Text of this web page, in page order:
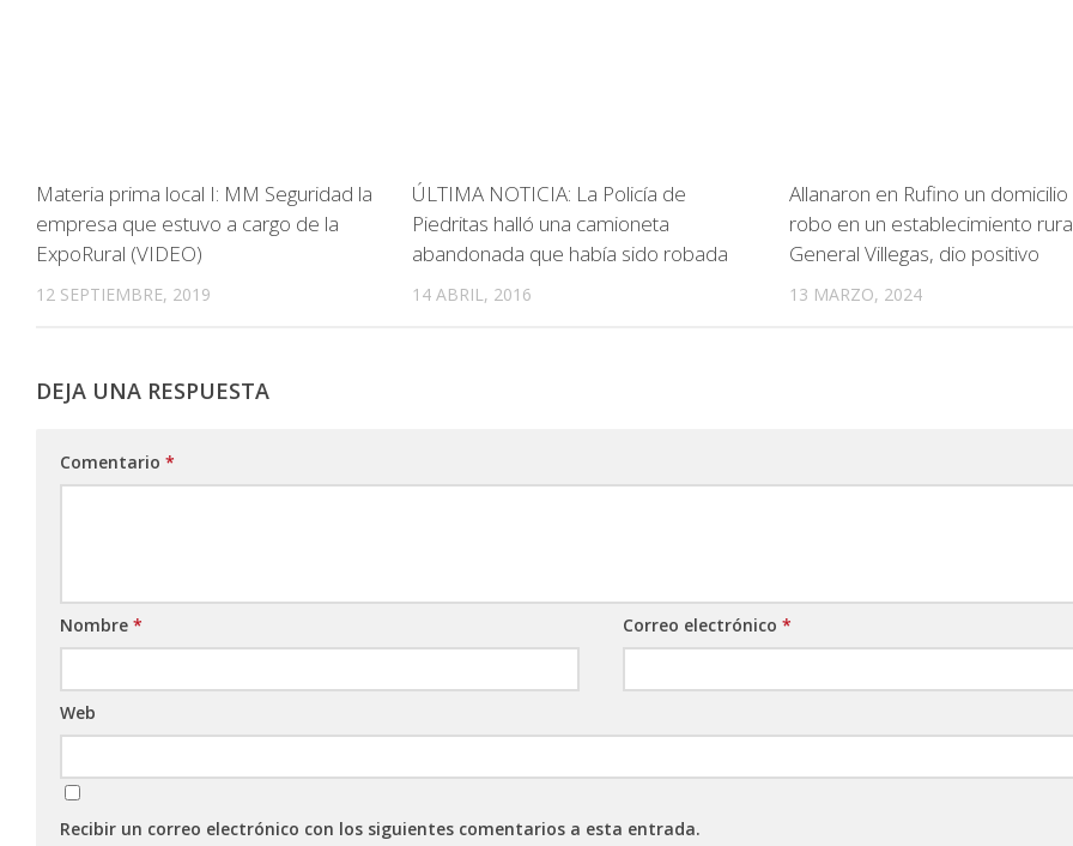
Materia prima local I: MM Seguridad la
empresa que estuvo a cargo de la
ExpoRural (VIDEO)
12 SEPTIEMBRE, 2019
ÚLTIMA NOTICIA: La Policía de
Piedritas halló una camioneta
abandonada que había sido robada
14 ABRIL, 2016
Allanaron en Rufino un
robo en un establecimiento
General Villegas, dio positivo
13 MARZO, 2024
DEJA UNA RESPUESTA
Comentario *
Nombre * Correo electrónico*
Web
Recibir un correo electrónico con los siguientes comentarios a esta entrada.